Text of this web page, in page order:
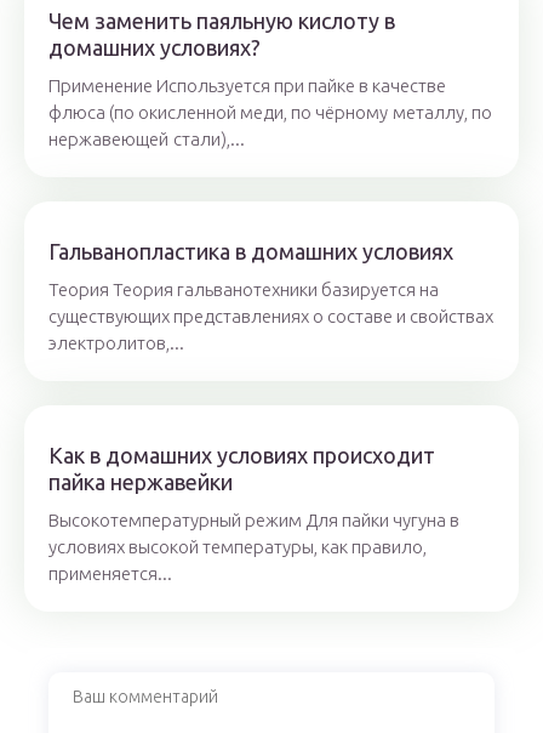
Чем заменить паяльную кислоту в
домашних условиях?
Применение Используется при пайке в качестве
флюса (по окисленной меди, по чёрному металлу, по
нержавеющей стали),...
Гальванопластика в домашних условиях
Теория Теория гальванотехники базируется на
существующих представлениях о составе и свойствах
электролитов,...
Как в домашних условиях происходит
пайка нержавейки
Высокотемпературный режим Для пайки чугуна в
условиях высокой температуры, как правило,
применяется...